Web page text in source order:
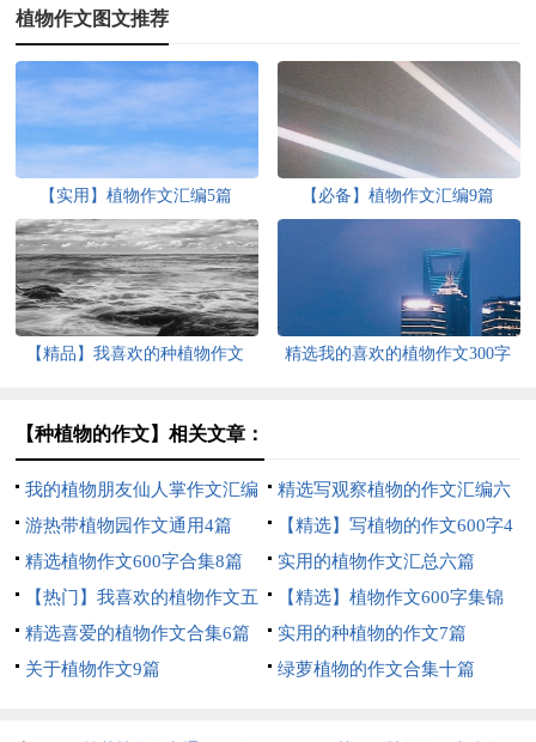
植物作文图文推荐
【实用】植物作文汇编5篇 【必备】植物作文汇编9篇
【精品】我喜欢的种植物作文
精选我的喜欢的植物作文300字
【种植物的作文】相关文章：
我的植物朋友仙人掌作文汇编
15篇
精选写观察植物的作文汇编六
篇
游热带植物园作文通用4篇
【精选】写植物的作文600字4
篇
精选植物作文600字合集8篇
实用的植物作文汇总六篇
【热门】我喜欢的植物作文五
篇
【精选】植物作文600字集锦
六篇
精选喜爱的植物作文合集6篇
实用的种植物的作文7篇
关于植物作文9篇
绿萝植物的作文合集十篇